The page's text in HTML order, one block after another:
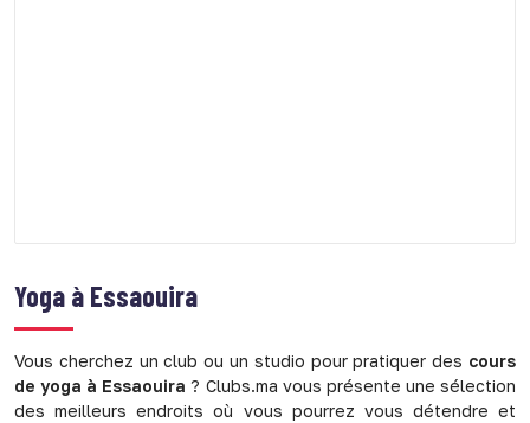
Yoga à Essaouira
Vous cherchez un club ou un studio pour pratiquer des cours
de yoga à Essaouira ? Clubs.ma vous présente une sélection
des meilleurs endroits où vous pourrez vous détendre et